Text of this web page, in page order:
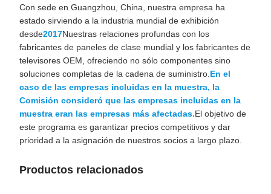
Con sede en Guangzhou, China, nuestra empresa ha
estado sirviendo a la industria mundial de exhibición
desde2017Nuestras relaciones profundas con los
fabricantes de paneles de clase mundial y los fabricantes de
televisores OEM, ofreciendo no sólo componentes sino
soluciones completas de la cadena de suministro. En el
caso de las empresas incluidas en la muestra, la
Comisión consideró que las empresas incluidas en la
muestra eran las empresas más afectadas.El objetivo de
este programa es garantizar precios competitivos y dar
prioridad a la asignación de nuestros socios a largo plazo.
Productos relacionados